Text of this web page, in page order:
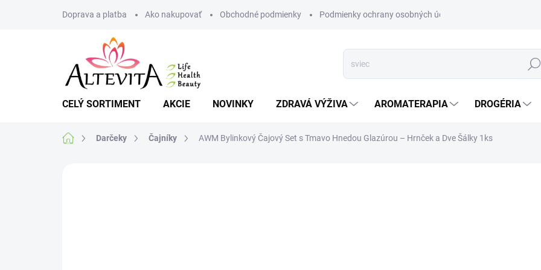
Doprava a platba Ako nakupovať Obchodné podmienky Podmienky ochrany osobných údajov
CELÝ SORTIMENT AKCIE NOVINKY ZDRAVÁ VÝŽIVA AROMATERAPIA DROGÉRIA
DomovDarčeky Čajníky AWM Bylinkový Čajový Set s Tmavo Hnedou Glazúrou – Hrnček a Dve Šálky 1ks